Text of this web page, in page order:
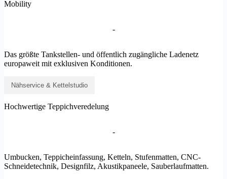
Mobility
-
Das größte Tankstellen- und öffentlich zugängliche Ladenetz
europaweit mit exklusiven Konditionen.
Nähservice & Kettelstudio
Hochwertige Teppichveredelung
-
Umbucken, Teppicheinfassung, Ketteln, Stufenmatten, CNC-
Schneidetechnik, Designfilz, Akustikpaneele, Sauberlaufmatten.